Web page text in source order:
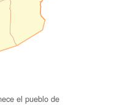
el pueblo de